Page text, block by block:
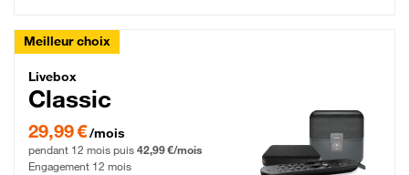
Meilleur choix
Livebox Classic Fibre
Livebox
Classic
29,99 € par mois pendant 12 mois puis 42,99 € par mois, Engagement 12 mois
29,99 €/mois
pendant 12 mois puis 42,99 €/mois
Engagement 12 mois